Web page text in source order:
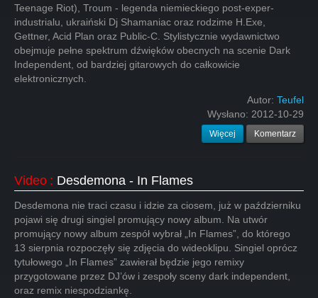
Teenage Riot), Troum - legenda niemieckiego post-exper-
industrialu, ukraiński Dj Shamaniac oraz rodzime H.Exe,
Gettner, Acid Plan oraz Public-C. Stylistycznie wydawnictwo
obejmuje pełne spektrum dźwięków obecnych na scenie Dark
Independent, od bardziej gitarowych do całkowicie
elektronicznych.
Autor: Teufel
Wysłano: 2012-10-29
Więcej Komentarz
Video : Desdemona - In Flames
Desdemona nie traci czasu i idzie za ciosem, już w październiku
pojawi się drugi singiel promujący nowy album. Na utwór
promujący nowy album zespół wybrał „In Flames”, do którego
13 sierpnia rozpoczęły się zdjęcia do wideoklipu. Singiel oprócz
tytułowego „In Flames” zawierał będzie jego remixy
przygotowane przez DJ’ów i zespoły sceny dark independent,
oraz remix niespodziankę.